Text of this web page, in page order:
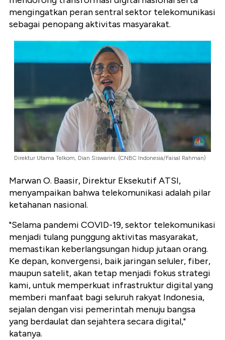
mengingatkan peran sentral sektor telekomunikasi
sebagai penopang aktivitas masyarakat.
Direktur Utama Telkom, Dian Siswarini. (CNBC Indonesia/Faisal Rahman)
Marwan O. Baasir, Direktur Eksekutif ATSI,
menyampaikan bahwa telekomunikasi adalah pilar
ketahanan nasional.
"Selama pandemi COVID-19, sektor telekomunikasi
menjadi tulang punggung aktivitas masyarakat,
memastikan keberlangsungan hidup jutaan orang.
Ke depan, konvergensi, baik jaringan seluler, fiber,
maupun satelit, akan tetap menjadi fokus strategi
kami, untuk memperkuat infrastruktur digital yang
memberi manfaat bagi seluruh rakyat Indonesia,
sejalan dengan visi pemerintah menuju bangsa
yang berdaulat dan sejahtera secara digital,"
katanya.